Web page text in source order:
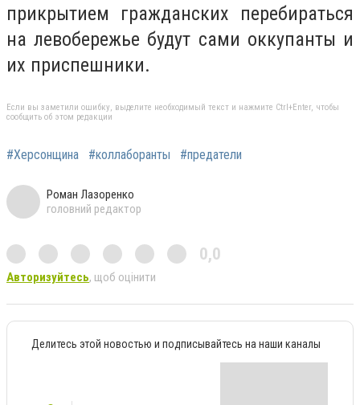
прикрытием гражданских перебираться
на левобережье будут сами оккупанты и
их приспешники.
Если вы заметили ошибку, выделите необходимый текст и нажмите Ctrl+Enter, чтобы
сообщить об этом редакции
#Херсонщина #коллаборанты #предатели
Роман Лазоренко
головний редактор
0,0
Авторизуйтесь, щоб оцінити
Делитесь этой новостью и подписывайтесь на наши каналы